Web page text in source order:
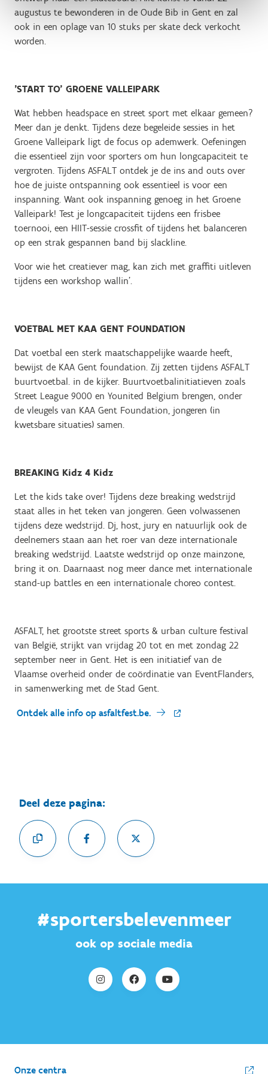
augustus te bewonderen in de Oude Bib in Gent en zal
ook in een oplage van 10 stuks per skate deck verkocht
worden.
'START TO' GROENE VALLEIPARK
Wat hebben headspace en street sport met elkaar gemeen?
Meer dan je denkt. Tijdens deze begeleide sessies in het
Groene Valleipark ligt de focus op ademwerk. Oefeningen
die essentieel zijn voor sporters om hun longcapaciteit te
vergroten. Tijdens ASFALT ontdek je de ins and outs over
hoe de juiste ontspanning ook essentieel is voor een
inspanning. Want ook inspanning genoeg in het Groene
Valleipark! Test je longcapaciteit tijdens een frisbee
toernooi, een HIIT-sessie crossfit of tijdens het balanceren
op een strak gespannen band bij slackline.
Voor wie het creatiever mag, kan zich met graffiti uitleven
tijdens een workshop wallin'.
VOETBAL MET KAA GENT FOUNDATION
Dat voetbal een sterk maatschappelijke waarde heeft,
bewijst de KAA Gent foundation. Zij zetten tijdens ASFALT
buurtvoetbal. in de kijker. Buurtvoetbalinitiatieven zoals
Street League 9000 en Younited Belgium brengen, onder
de vleugels van KAA Gent Foundation, jongeren (in
kwetsbare situaties) samen.
BREAKING Kidz 4 Kidz
Let the kids take over! Tijdens deze breaking wedstrijd
staat alles in het teken van jongeren. Geen volwassenen
tijdens deze wedstrijd. Dj, host, jury en natuurlijk ook de
deelnemers staan aan het roer van deze internationale
breaking wedstrijd. Laatste wedstrijd op onze mainzone,
bring it on. Daarnaast nog meer dance met internationale
stand-up battles en een internationale choreo contest.
ASFALT, het grootste street sports & urban culture festival
van België, strijkt van vrijdag 20 tot en met zondag 22
september neer in Gent. Het is een initiatief van de
Vlaamse overheid onder de coördinatie van EventFlanders,
in samenwerking met de Stad Gent.
Ontdek alle info op asfaltfest.be.
Deel deze pagina:
#sportersbelevenmeer
ook op sociale media
Onze centra